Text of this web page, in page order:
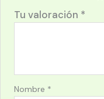
Tu valoración *
Nombre *